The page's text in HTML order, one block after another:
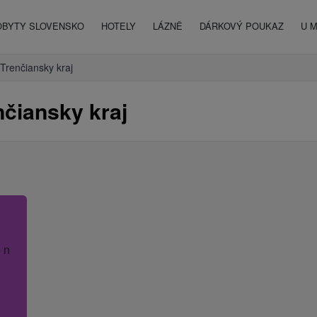
SLOVENSKO HOTELY LÁZNĚ DÁRKOVÝ POUKAZ U
Trenčiansky kraj
kraj
hotelu.